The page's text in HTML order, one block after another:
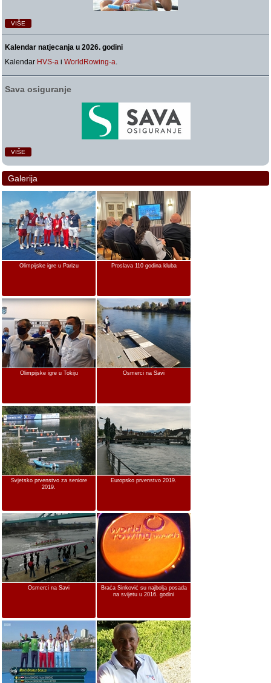
VIŠE
Kalendar natjecanja u 2026. godini
Kalendar HVS-a iWorldRowing-a.
Sava osiguranje
VIŠE
Galerija
Olimpijske igre u Parizu Proslava 110 godina kluba
Olimpijske igre u Tokiju Osmerci na Savi
Svjetsko prvenstvo za seniore
2019.
Europsko prvenstvo 2019.
Osmerci na Savi
Braća Sinković su najbolja posada
na svijetu u 2016. godini